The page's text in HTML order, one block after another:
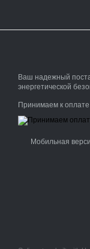
Ваш надежный
энергетической
Принимаем к оплате
Мобильная